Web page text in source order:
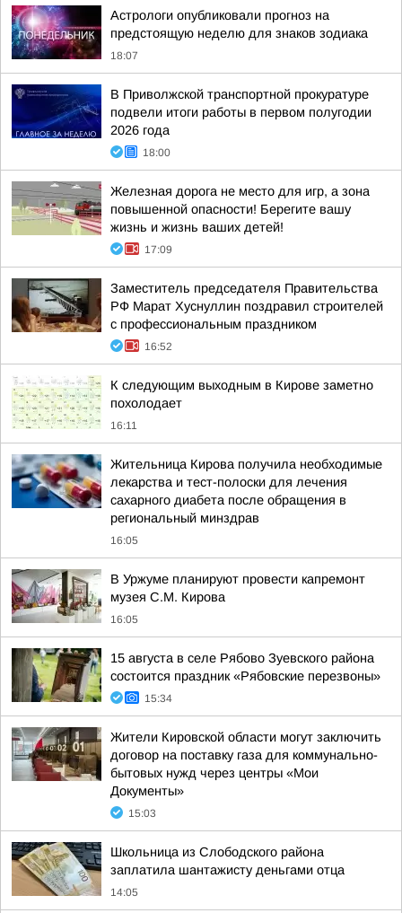
Астрологи опубликовали прогноз на
предстоящую неделю для знаков зодиака
18:07
В Приволжской транспортной прокуратуре
подвели итоги работы в первом полугодии
2026 года
18:00
Железная дорога не место для игр, а зона
повышенной опасности! Берегите вашу
жизнь и жизнь ваших детей!
17:09
Заместитель председателя Правительства
РФ Марат Хуснуллин поздравил строителей
с профессиональным праздником
16:52
К следующим выходным в Кирове заметно
похолодает
16:11
Жительница Кирова получила необходимые
лекарства и тест-полоски для лечения
сахарного диабета после обращения в
региональный минздрав
16:05
В Уржуме планируют провести капремонт
музея С.М. Кирова
16:05
15 августа в селе Рябово Зуевского района
состоится праздник «Рябовские перезвоны»
15:34
Жители Кировской области могут заключить
договор на поставку газа для коммунально-
бытовых нужд через центры «Мои
Документы»
15:03
Школьница из Слободского района
заплатила шантажисту деньгами отца
14:05